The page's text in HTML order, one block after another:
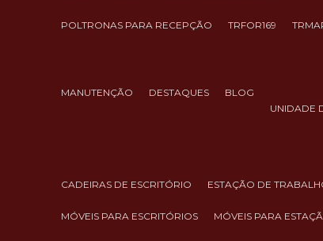
POLTRONAS PARA RECEPÇÃO TRFOR169
MANUTENÇÃO DESTAQUES BLOG
UNIDADE
CADEIRAS DE ESCRITÓRIO ESTAÇÃO DE
MÓVEIS PARA ESCRITÓRIOS MÓVEIS PARA